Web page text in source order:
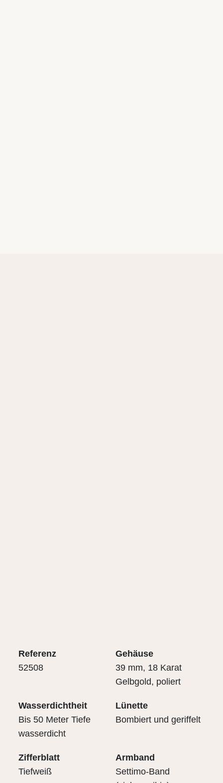
Referenz
52508
Gehäuse
39 mm, 18 Karat
Gelbgold, poliert
Wasserdichtheit
Bis 50 Meter Tiefe
wasserdicht
Lünette
Bombiert und geriffelt
Zifferblatt
Tiefweiß
Armband
Settimo-Band